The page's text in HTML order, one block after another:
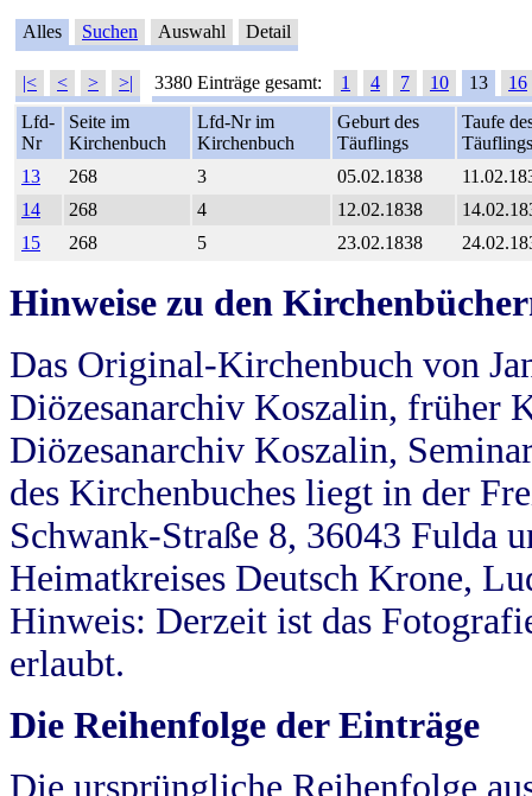
Alles Suchen Auswahl Detail
|< < > >| 3380 Einträge gesamt: 1 4 7 10 13
16
Lfd-
Nr
Seite im
Kirchenbuch
Lfd-Nr im
Kirchenbuch
Geburt des
Täuflings
Taufe
Täuflings
13
268 3 05.02.1838
14
268 4 12.02.1838
15
268 5 23.02.1838
Hinweise zu den
Das Original-Kirchenbuch von
Diözesanarchiv Koszalin, früher
Diözesanarchiv Koszalin,
des Kirchenbuches liegt in der
Schwank-Straße 8, 36043 Fulda
Heimatkreises Deutsch Krone,
Hinweis: Derzeit ist das
erlaubt.
Die Reihenfolge der Einträge
Die ursprüngliche Reihenfolge